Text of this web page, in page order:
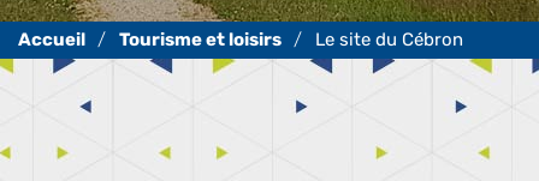
Tourisme et loisirs Le site du Cébron